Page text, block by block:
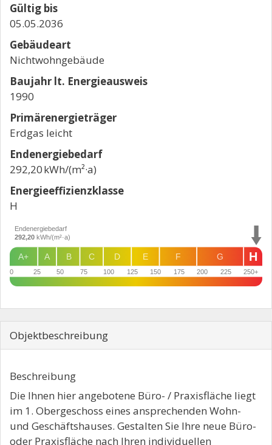
Gültig bis
05.05.2036
Gebäudeart
Nichtwohngebäude
Baujahr lt. Energieausweis
1990
Primärenergieträger
Erdgas leicht
Endenergie­bedarf
292,20 kWh/(m²·a)
Energie­effizienz­klasse
H
0 25 50 75 100 125 150 175 200 225 250+
G
F
E
D
C
B
A
A+ H
Endenergiebedarf
292,20kWh/(m²·a)
Objekt­beschreibung
Beschreibung
Die Ihnen hier angebotene Büro- / Praxisfläche liegt
im 1. Obergeschoss eines ansprechenden Wohn-
und Geschäftshauses. Gestalten Sie Ihre neue Büro-
oder Praxisfläche nach Ihren individuellen